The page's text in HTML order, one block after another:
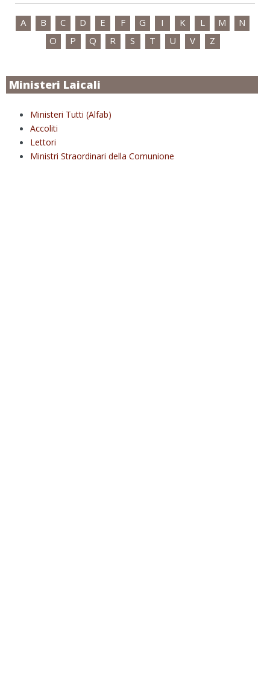
A B C D E F G I K L M
N
O
P Q R S T U V Z
Ministeri Laicali
Ministeri Tutti (Alfab)
Accoliti
Lettori
Ministri Straordinari della Comunione